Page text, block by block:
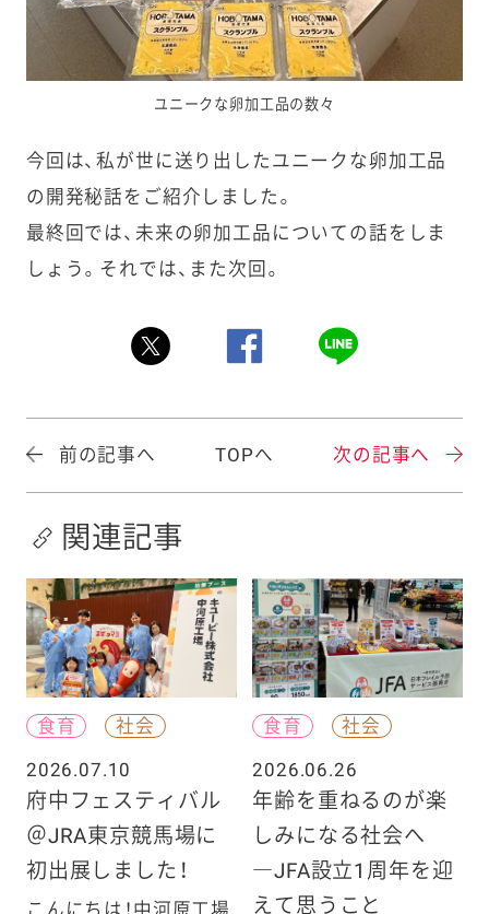
ユニークな卵加工品の数々
今回は、私が世に送り出したユニークな卵加工品
の開発秘話をご紹介しました。
最終回では、未来の卵加工品についての話をしま
しょう。それでは、また次回。
前の記事へ TOPへ 次の記事へ
関連記事
食育
社会
2026.07.10
府中フェスティバル
＠JRA東京競馬場に
初出展しました！
食育
社会
2026.06.26
年齢を重ねるのが楽
しみになる社会へ
―JFA設立1周年を迎
えて思うこと